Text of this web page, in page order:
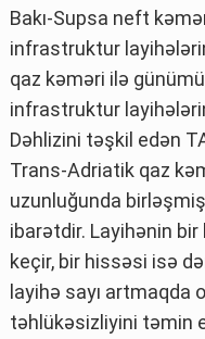
Bakı-Supsa neft
infrastruktur
qaz kəməri ilə
infrastruktur
Dəhlizini təşkil edən
Trans-Adriatik qaz
uzunluğunda
ibarətdir. Layihənin
keçir, bir hissəsi isə
layihə sayı artmaqda
təhlükəsizliyini təmin